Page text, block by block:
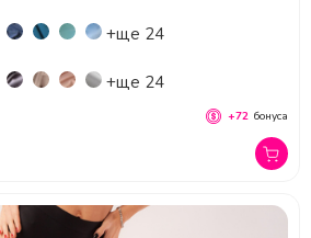
+ще 24
+ще 24
+72 бонуса